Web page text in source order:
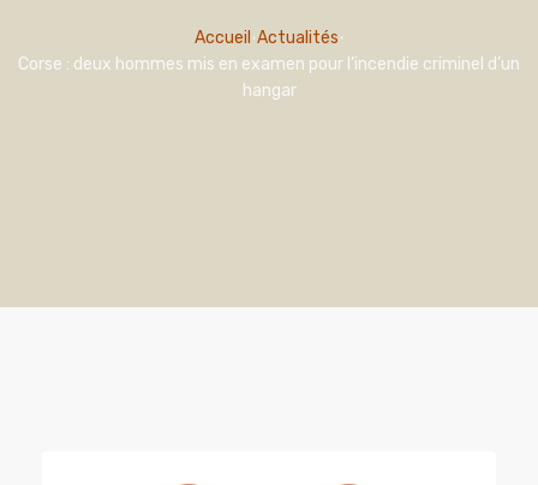
Accueil Actualités
Corse : deux hommes mis en examen pour l’incendie criminel d’un
hangar